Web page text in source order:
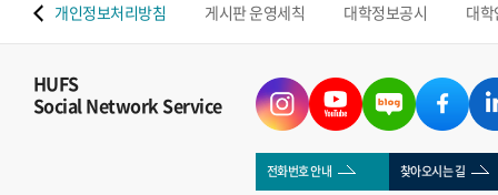
개인정보처리방침 게시판 운영세칙 대학정보공시 대
HUFS
Social Network Service
전화번호 안내 찾아오시는 길